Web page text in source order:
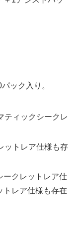
ック入り。
ティックシークレ
ットレア仕様も存
ークレットレア仕
トレア仕様も存在